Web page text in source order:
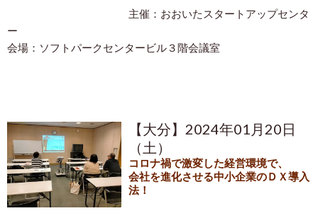
主催：おおいたスタートアップセンタ
ー
会場：ソフトパークセンタービル３階会議室
【大分】2024年01月20日
（土）
コロナ禍で激変した経営環境で、
会社を進化させる中小企業のＤＸ導入
法！